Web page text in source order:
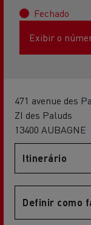
Fechado
Exibir o
471 avenue des
ZI des Paluds
13400 AUBAGNE
Itinerário
Definir como